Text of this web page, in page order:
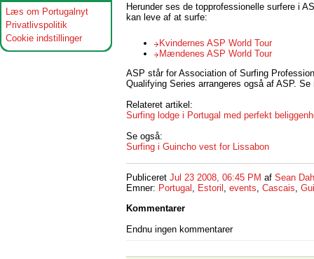
Læs om Portugalnyt
Privatlivspolitik
Cookie indstillinger
Herunder ses de topprofessionelle surfere i
kan leve af at surfe:
Kvindernes ASP World Tour
Mændenes ASP World Tour
ASP står for Association of Surfing
Qualifying Series arrangeres også af ASP.
Relateret artikel:
Surfing lodge i Portugal med perfekt
Se også:
Surfing i Guincho vest for Lissabon
Publiceret Jul 23 2008, 06:45 PM af Sean
Emner: Portugal Estoril events Cascais
Kommentarer
Endnu ingen kommentarer